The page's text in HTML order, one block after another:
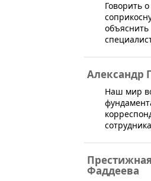
Говорить
Александр
​​Наш мир
Фаддеева